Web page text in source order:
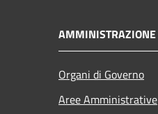
AMMINISTRAZIONE
Organi di Governo
Aree Amministrative